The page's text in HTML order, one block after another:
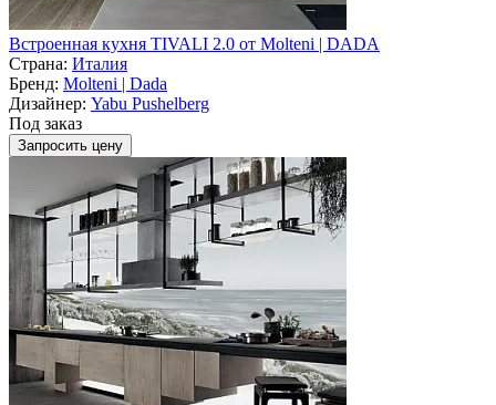
Встроенная кухня TIVALI 2.0 от Molteni | DADA
Страна: Италия
Бренд: Molteni | Dada
Дизайнер: Yabu Pushelberg
Под заказ
Запросить цену